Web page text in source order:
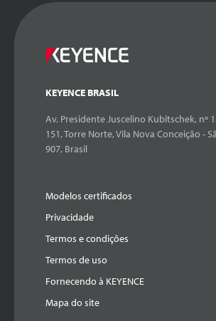
KEYENCE BRASIL
Av. Presidente Juscelino Kubitschek, nº
151, Torre Norte, Vila Nova Conceição -
907, Brasil
Modelos certificados
Privacidade
Termos e condições
Termos de uso
Fornecendo à KEYENCE
Mapa do site